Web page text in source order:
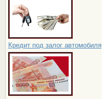
Кредит под залог автомобиля